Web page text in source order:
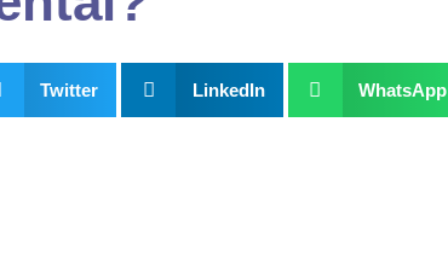
Twitter LinkedIn WhatsApp